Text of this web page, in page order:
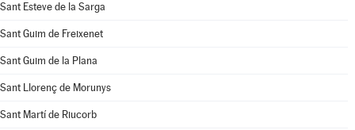
Sant Esteve de la Sarga
Sant Guim de Freixenet
Sant Guim de la Plana
Sant Llorenç de Morunys
Sant Martí de Riucorb